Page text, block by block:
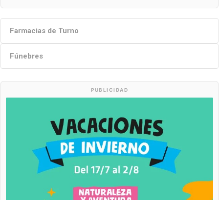
Farmacias de Turno
Fúnebres
PUBLICIDAD